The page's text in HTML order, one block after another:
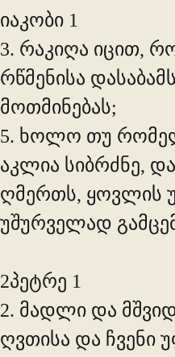
იაკობი 1
3. რაკიღა იცით,
რწმენისა
მოთმინებას;
5. ხოლო თუ
აკლია სიბრძნე,
ღმერთს, ყოვლის
უშურველად
2პეტრე 1
2. მადლი და
ღვთისა და ჩვენი